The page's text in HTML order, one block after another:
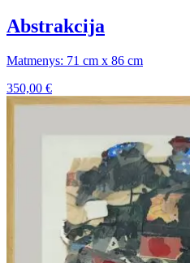
Abstrakcija
Matmenys: 71 cm x 86 cm
350,00 €